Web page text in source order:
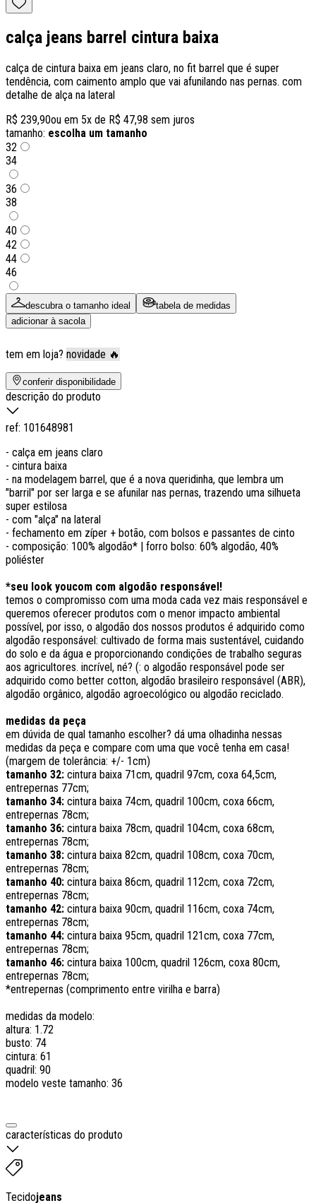
calça jeans barrel cintura baixa
calça de cintura baixa em jeans claro, no fit barrel que é super
tendência, com caimento amplo que vai afunilando nas pernas. com
detalhe de alça na lateral
R$ 239,90ou em 5x de R$ 47,98 sem juros
tamanho: escolha um tamanho
32
34
36
38
40
42
44
46
descubra o tamanho ideal
tabela de medidas
adicionar à sacola
tem em loja? novidade 🔥
conferir disponibilidade
descrição do produto
ref: 101648981
- calça em jeans claro
- cintura baixa
- na modelagem barrel, que é a nova queridinha, que lembra um
"barril" por ser larga e se afunilar nas pernas, trazendo uma silhueta
super estilosa
- com "alça" na lateral
- fechamento em zíper + botão, com bolsos e passantes de cinto
- composição: 100% algodão* | forro bolso: 60% algodão, 40%
poliéster
*seu look youcom com algodão responsável!
temos o compromisso com uma moda cada vez mais responsável e
queremos oferecer produtos com o menor impacto ambiental
possível, por isso, o algodão dos nossos produtos é adquirido como
algodão responsável: cultivado de forma mais sustentável, cuidando
do solo e da água e proporcionando condições de trabalho seguras
aos agricultores. incrível, né? (: o algodão responsável pode ser
adquirido como better cotton, algodão brasileiro responsável (ABR),
algodão orgânico, algodão agroecológico ou algodão reciclado.
medidas da peça
em dúvida de qual tamanho escolher? dá uma olhadinha nessas
medidas da peça e compare com uma que você tenha em casa!
(margem de tolerância: +/- 1cm)
tamanho 32: cintura baixa 71cm, quadril 97cm, coxa 64,5cm,
entrepernas 77cm;
tamanho 34: cintura baixa 74cm, quadril 100cm, coxa 66cm,
entrepernas 78cm;
tamanho 36: cintura baixa 78cm, quadril 104cm, coxa 68cm,
entrepernas 78cm;
tamanho 38: cintura baixa 82cm, quadril 108cm, coxa 70cm,
entrepernas 78cm;
tamanho 40: cintura baixa 86cm, quadril 112cm, coxa 72cm,
entrepernas 78cm;
tamanho 42: cintura baixa 90cm, quadril 116cm, coxa 74cm,
entrepernas 78cm;
tamanho 44: cintura baixa 95cm, quadril 121cm, coxa 77cm,
entrepernas 78cm;
tamanho 46: cintura baixa 100cm, quadril 126cm, coxa 80cm,
entrepernas 78cm;
*entrepernas (comprimento entre virilha e barra)
medidas da modelo:
altura: 1.72
busto: 74
cintura: 61
quadril: 90
modelo veste tamanho: 36
características do produto
Tecidojeans